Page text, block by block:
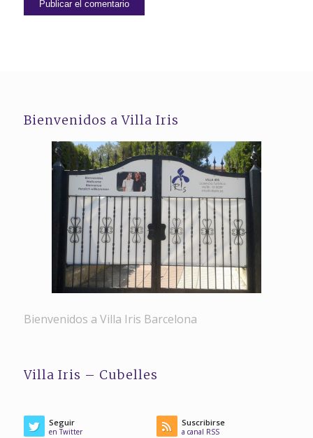
Bienvenidos a Villa Iris
Bienvenidos a Villa Iris Barcelona
Villa Iris – Cubelles
Seguir
en Twitter
Suscribirse
a canal RSS